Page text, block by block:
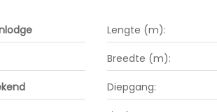
Lengte (m):
Breedte (m):
Diepgang: